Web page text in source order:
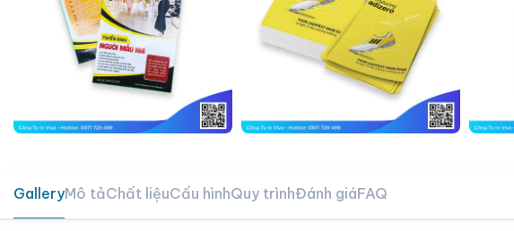
GalleryMô tảChất liệuCấu hìnhQuy trìnhĐánh giáFAQ